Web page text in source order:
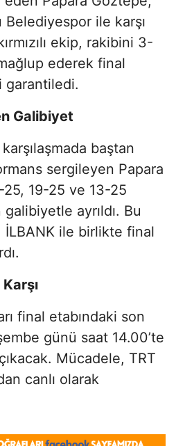
Belediyespor ile karşı
ekip, rakibini 3-
ederek final
garantiledi.
Galibiyet
baştan
sergileyen Papara
19-25 ve 13-25
ayrıldı. Bu
ile birlikte final
final etabındaki son
günü saat 14.00’te
Mücadele, TRT
canlı olarak